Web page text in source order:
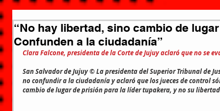
“No hay libertad, sino cambio de
Confunden a la ciudadanía”
Clara Falcone, presidenta de la Corte de Jujuy aclaró que no se
San Salvador de Jujuy © La presidenta del Superior Tribunal de
no confundir a la ciudadanía y aclaró que los jueces de control
cambio de lugar de prisión para la líder tupakera, y no su